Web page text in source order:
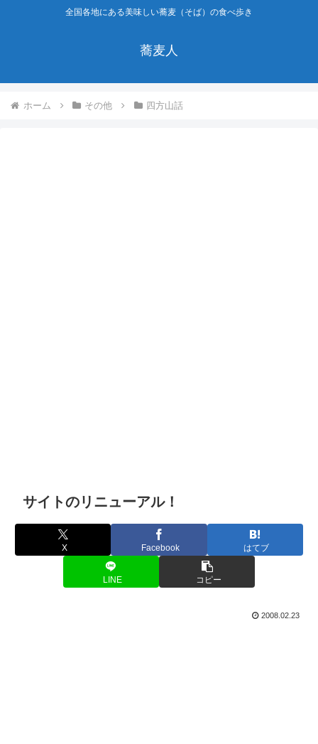
全国各地にある美味しい蕎麦（そば）の食べ歩き
蕎麦人
ホーム その他 四方山話
サイトのリニューアル！
X Facebook はてブ
LINE コピー
2008.02.23